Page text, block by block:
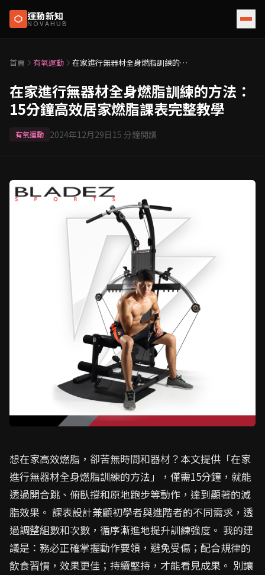
運動新知
NOVAHUB
首頁 有氧運動
在家進行無器材全身燃脂訓練的方
教學
在家進行無器材全身燃脂訓練的方法：
15分鐘高效居家燃脂課表完整教學
有氧運動 2024年12月29日15 分鐘閱讀
想在家高效燃脂，卻苦無時間和器材？本文提供「在家
進行無器材全身燃脂訓練的方法」，僅需15分鐘，就能
透過開合跳、俯臥撐和原地跑步等動作，達到顯著的減
脂效果。 課表設計兼顧初學者與進階者的不同需求，透
過調整組數和次數，循序漸進地提升訓練強度。 我的建
議是：務必正確掌握動作要領，避免受傷；配合規律的
飲食習慣，效果更佳；持續堅持，才能看見成果。 別讓